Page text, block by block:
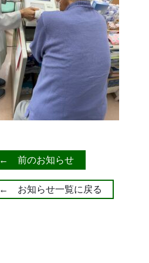
← 前のお知らせ
← お知らせ一覧に戻る